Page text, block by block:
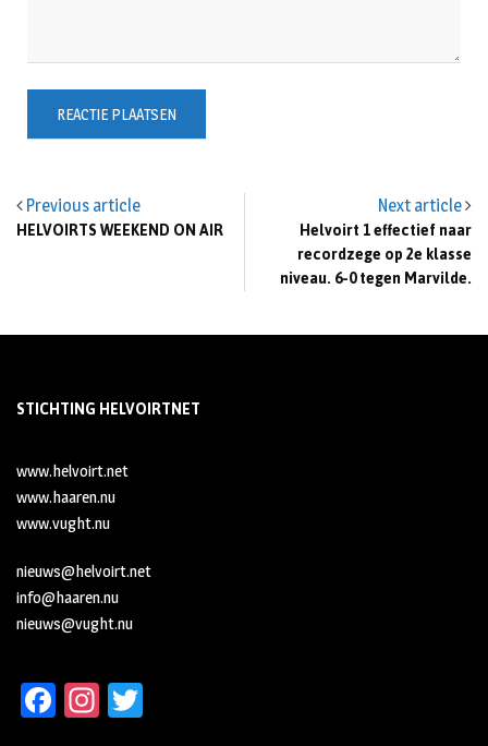
Previous article
HELVOIRTS WEEKEND ON AIR
Next article
Helvoirt 1 effectief naar
recordzege op 2e klasse
niveau. 6-0 tegen Marvilde.
STICHTING HELVOIRTNET
www.helvoirt.net
www.haaren.nu
www.vught.nu
nieuws@helvoirt.net
info@haaren.nu
nieuws@vught.nu
Fa In